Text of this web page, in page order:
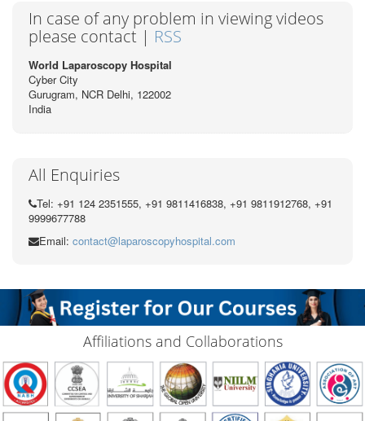
In case of any problem in viewing videos
please contact | RSS
World Laparoscopy Hospital
Cyber City
Gurugram, NCR Delhi, 122002
India
All Enquiries
Tel: +91 124 2351555, +91 9811416838, +91 9811912768, +91
9999677788
Email: contact@laparoscopyhospital.com
Affiliations and Collaborations